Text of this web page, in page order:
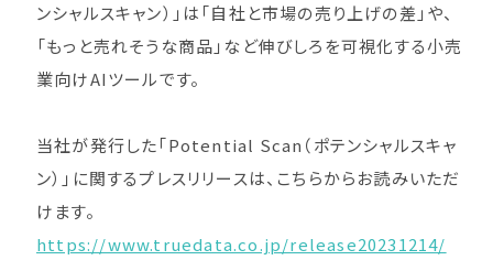
ンシャルスキャン）」は「自社と市場の売り上げの差」や、
「もっと売れそうな商品」など伸びしろを可視化する小売
業向けAIツールです。
当社が発行した「Potential Scan（ポテンシャルスキャ
ン）」に関するプレスリリースは、こちらからお読みいただ
けます。
https://www.truedata.co.jp/release20231214/